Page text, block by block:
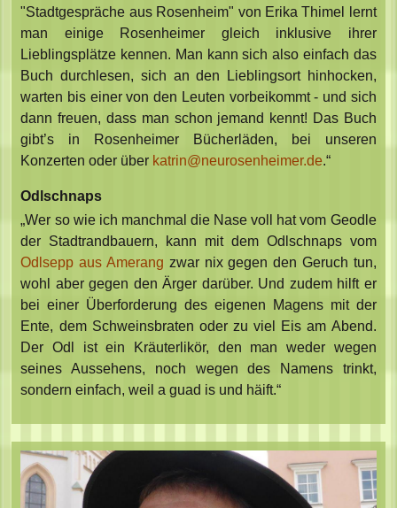
"Stadtgespräche aus Rosenheim" von Erika Thimel lernt
man einige Rosenheimer gleich inklusive ihrer
Lieblingsplätze kennen. Man kann sich also einfach das
Buch durchlesen, sich an den Lieblingsort hinhocken,
warten bis einer von den Leuten vorbeikommt - und sich
dann freuen, dass man schon jemand kennt! Das Buch
gibt’s in Rosenheimer Bücherläden, bei unseren
Konzerten oder über katrin@neurosenheimer.de.“
Odlschnaps
„Wer so wie ich manchmal die Nase voll hat vom Geodle
der Stadtrandbauern, kann mit dem Odlschnaps vom
Odlsepp aus Amerang zwar nix gegen den Geruch tun,
wohl aber gegen den Ärger darüber. Und zudem hilft er
bei einer Überforderung des eigenen Magens mit der
Ente, dem Schweinsbraten oder zu viel Eis am Abend.
Der Odl ist ein Kräuterlikör, den man weder wegen
seines Aussehens, noch wegen des Namens trinkt,
sondern einfach, weil a guad is und häift.“